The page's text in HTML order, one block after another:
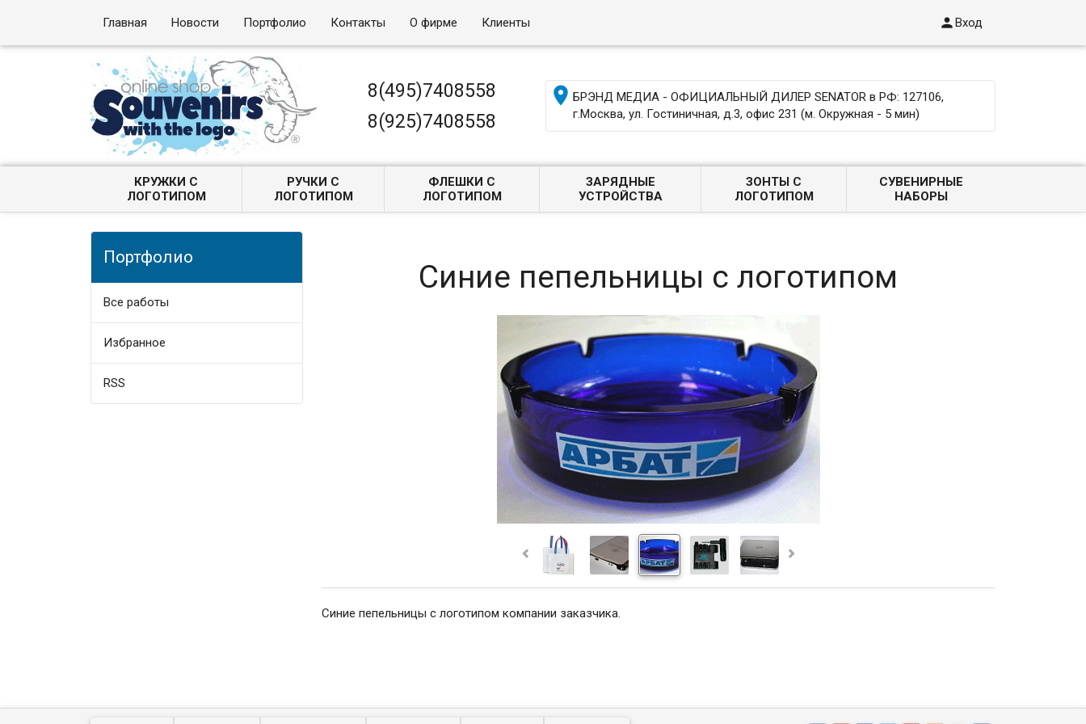
Главная Новости Портфолио Контакты О фирме Клиенты Вход
8(495)7408558
8(925)7408558
БРЭНД МЕДИА - ОФИЦИАЛЬНЫЙ ДИЛЕР SENATOR в РФ: 127106,
г.Москва, ул. Гостиничная, д.3, офис 231 (м. Окружная - 5 мин)
КРУЖКИ С
ЛОГОТИПОМ
РУЧКИ С
ЛОГОТИПОМ
ФЛЕШКИ С
ЛОГОТИПОМ
ЗАРЯДНЫЕ
УСТРОЙСТВА
ЗОНТЫ С
ЛОГОТИПОМ
СУВЕНИРНЫЕ
НАБОРЫ
Портфолио
Все работы
Избранное
RSS
Синие пепельницы с логотипом
Синие пепельницы с логотипом компании заказчика.